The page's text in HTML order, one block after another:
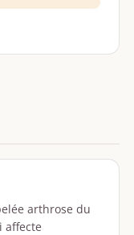
arthrose du
affecte